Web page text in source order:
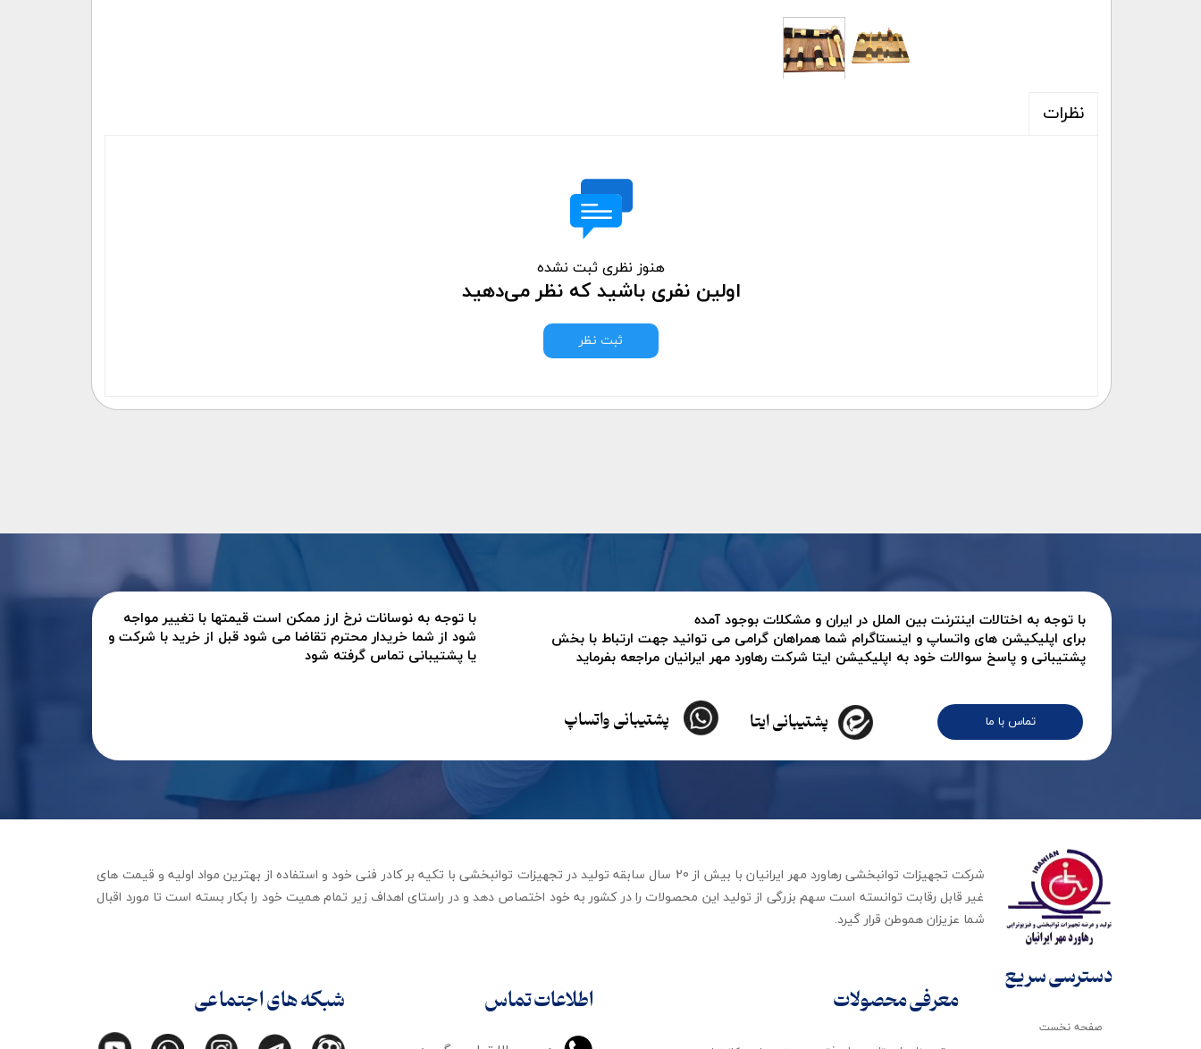
نظرات
هنوز نظری ثبت نشده
اولین نفری باشید که نظر می‌دهید
ثبت نظر
تماس با ما
با توجه به اختالات اینترنت بین الملل در ایران و مشکلات بوجود آمده
برای اپلیکیشن های واتساپ و اینستاگرام شما همراهان گرامی می توانید جهت ارتباط با بخش
پشتیبانی و پاسخ سوالات خود به اپلیکیشن ایتا شرکت رهاورد مهر ایرانیان مراجعه بفرماید
پشتیبانی ایتا پشتیبانی واتساپ
با توجه به نوسانات نرخ ارز ممکن است قیمتها با تغییر مواجه
شود از شما خریدار محترم تقاضا می شود قبل از خرید با شرکت و
یا پشتیبانی تماس گرفته شود
اطلاعات تماس
شرکت تجهیزات توانبخشی رهاورد مهر ایرانیان با بیش از 20 سال سابقه تولید در تجهیزات توانبخشی با تکیه بر کادر فنی خود و استفاده از بهترین مواد اولیه و قیمت های
غیر قابل رقابت توانسته است سهم بزرگی از تولید این محصولات را در کشور به خود اختصاص دهد و در راستای اهداف زیر تمام همیت خود را بکار بسته است تا مورد اقبال
شما عزیزان هموطن قرار گیرد​​​​​​​.
صفحه نخست
دسترسی سریع
معرفی محصولات شبکه های اجتماعی